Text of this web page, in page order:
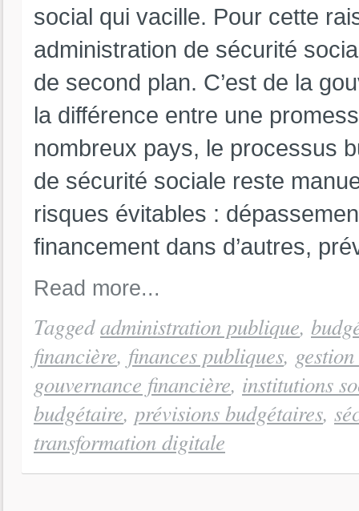
social qui vacille. Pour cette
administration de sécurité
de second plan. C’est de la
la différence entre une
nombreux pays, le processus
de sécurité sociale reste
risques évitables :
financement dans d’autres,
Read more...
Taggedadministration publique,
financière, finances publiques,
gouvernance financière, institutions
budgétaire, prévisions budgétaires,
transformation digitale